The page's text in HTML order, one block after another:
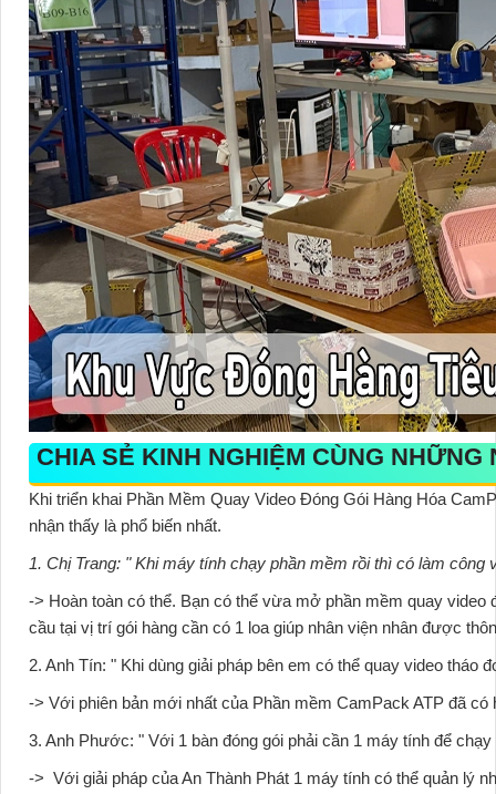
CHIA SẺ KINH NGHIỆM CÙNG
Khi triển khai Phần Mềm Quay Video Đóng Gói Hàng Hóa
nhận thấy là phổ biến nhất.
1. Chị Trang: " Khi máy tính chạy phần mềm rồi thì có làm
-> Hoàn toàn có thể. Bạn có thể vừa mở phần mềm quay video
cầu tại vị trí gói hàng cần có 1 loa giúp nhân viện nhân được
2. Anh Tín: " Khi dùng giải pháp bên em có thể quay video tháo
-> Với phiên bản mới nhất của Phần mềm CamPack ATP đã có
3. Anh Phước: " Với 1 bàn đóng gói phải cần 1 máy tính để
-> Với giải pháp của An Thành Phát 1 máy tính có thể quản lý